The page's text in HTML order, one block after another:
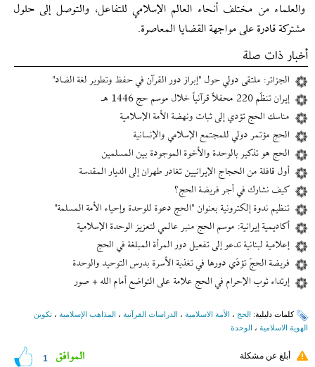
والعلماء من مختلف أنحاء العالم الإسلامي للتفاعل، والتوصل إلى حلول
مشتركة قادرة على مواجهة القضايا المعاصرة.
أخبار ذات صلة
الجزائر: ملتقى دولي حول "إبراز دور القرآن في حفظ وتطوير لغة الضاد"
إیران تنظّم 220 محفلاً قرآنياً خلال موسم حج 1446 هـ
مناسك الحج تؤدي إلى ثبات ونهضة الأمة الإسلامية
الحج مؤتمر دولي للمجتمع الإسلامي والإنسانیة
الحج هو تذكير بالوحدة والأخوة الموجودة بين المسلمين
أول قافلة من الحجاج الإيرانيين تغادر طهران إلى الديار المقدسة
كيف نشارك في أجر فريضة الحج؟
تنظيم ندوة إلكترونية بعنوان "الحج دعوة للوحدة وإحیاء الأمة المسلمة"
أكاديمية إیرانیة: موسم الحج منبر عالمي لتعزيز الوحدة الإسلامية
إعلامية لبنانية تدعو إلى تفعيل دور المرأة المبلغة في الحج
فريضة الحجّ تؤدّي دورها في تغذية الأسرة بدرس التوحيد والوحدة
إرتداء ثوب الإحرام في الحج علامة على التواضع أمام الله + صور
کلمات دلیلیة: الحج ، الأمة الاسلامیة ، الدراسات القرآنیة ، المذاهب الإسلامیة ، تكوين
الهوية الاسلامية ، الوحدة
أبلغ عن مشكلة 1 الموافق